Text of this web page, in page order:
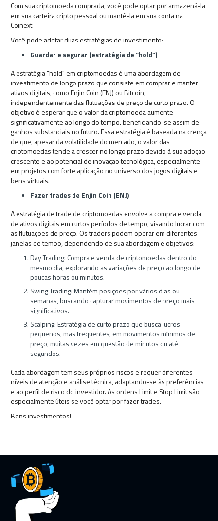
Com sua criptomoeda comprada, você pode optar por armazená-la
em sua carteira cripto pessoal ou mantê-la em sua conta na
Coinext.
Você pode adotar duas estratégias de investimento:
Guardar e segurar (estratégia de “hold”)
A estratégia "hold" em criptomoedas é uma abordagem de
investimento de longo prazo que consiste em comprar e manter
ativos digitais, como Enjin Coin (ENJ) ou Bitcoin,
independentemente das flutuações de preço de curto prazo. O
objetivo é esperar que o valor da criptomoeda aumente
significativamente ao longo do tempo, beneficiando-se assim de
ganhos substanciais no futuro. Essa estratégia é baseada na crença
de que, apesar da volatilidade do mercado, o valor das
criptomoedas tende a crescer no longo prazo devido à sua adoção
crescente e ao potencial de inovação tecnológica, especialmente
em projetos com forte aplicação no universo dos jogos digitais e
bens virtuais.
Fazer trades de Enjin Coin (ENJ)
A estratégia de trade de criptomoedas envolve a compra e venda
de ativos digitais em curtos períodos de tempo, visando lucrar com
as flutuações de preço. Os traders podem operar em diferentes
janelas de tempo, dependendo de sua abordagem e objetivos:
Day Trading: Compra e venda de criptomoedas dentro do
mesmo dia, explorando as variações de preço ao longo de
poucas horas ou minutos.
Swing Trading: Mantém posições por vários dias ou
semanas, buscando capturar movimentos de preço mais
significativos.
Scalping: Estratégia de curto prazo que busca lucros
pequenos, mas frequentes, em movimentos mínimos de
preço, muitas vezes em questão de minutos ou até
segundos.
Cada abordagem tem seus próprios riscos e requer diferentes
níveis de atenção e análise técnica, adaptando-se às preferências
e ao perfil de risco do investidor. As ordens Limit e Stop Limit são
especialmente úteis se você optar por fazer trades.
Bons investimentos!